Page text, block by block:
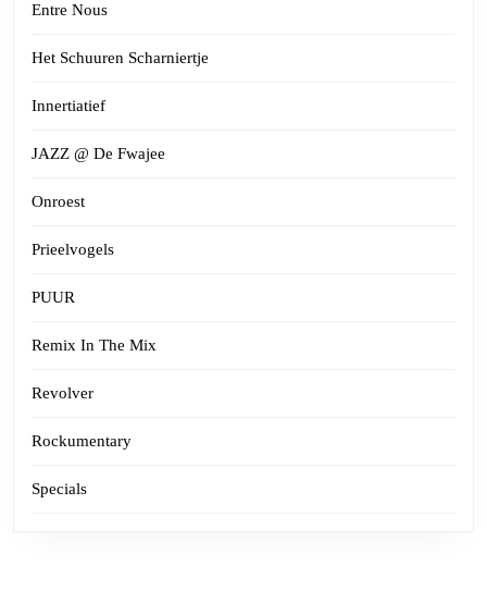
Entre Nous
Het Schuuren Scharniertje
Innertiatief
JAZZ @ De Fwajee
Onroest
Prieelvogels
PUUR
Remix In The Mix
Revolver
Rockumentary
Specials